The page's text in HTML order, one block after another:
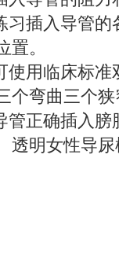
习插入导管的
置。
使用临床标准
个弯曲三个
管正确插入膀
透明女性导